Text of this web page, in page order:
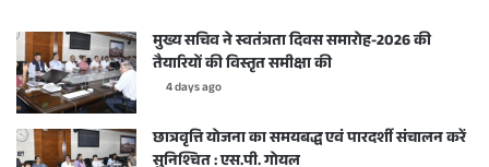
मुख्य सचिव ने स्वतंत्रता दिवस समारोह-2026 की
तैयारियों की विस्तृत समीक्षा की
4 days ago
छात्रवृत्ति योजना का समयबद्ध एवं पारदर्शी संचालन करें